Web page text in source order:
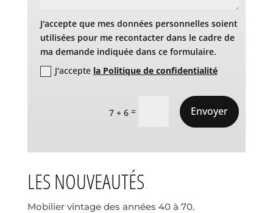
J'accepte que mes données personnelles soient
utilisées pour me recontacter dans le cadre de
ma demande indiquée dans ce formulaire.
J'accepte la Politique de confidentialité
7 + 6 = Envoyer
LES NOUVEAUTÉS
Mobilier vintage des années 40 à 70.